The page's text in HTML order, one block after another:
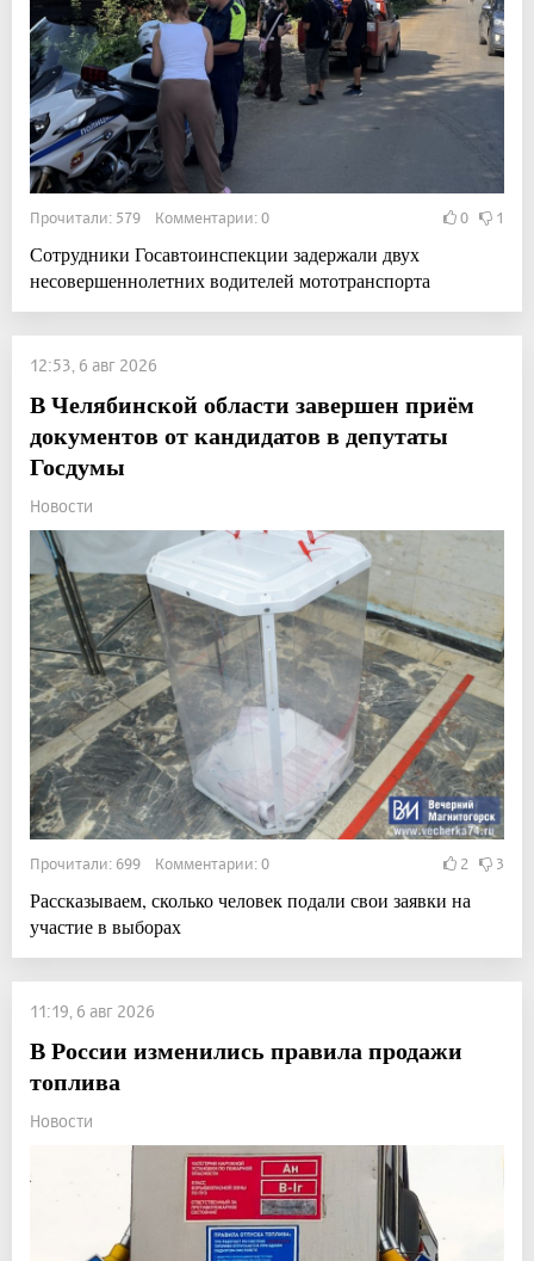
Прочитали: 579 Комментарии: 0 0 1
Сотрудники Госавтоинспекции задержали двух
несовершеннолетних водителей мототранспорта
12:53, 6 авг 2026
В Челябинской области завершен приём
документов от кандидатов в депутаты
Госдумы
Новости
Прочитали: 699 Комментарии: 0 2 3
Рассказываем, сколько человек подали свои заявки на
участие в выборах
11:19, 6 авг 2026
В России изменились правила продажи
топлива
Новости